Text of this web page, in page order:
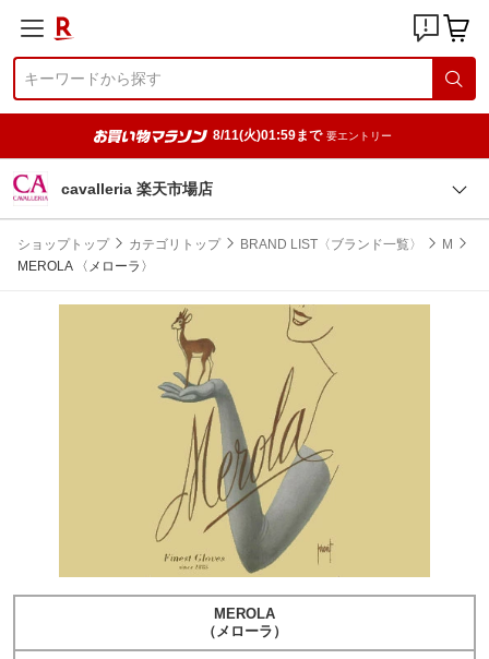
8/11(火)01:59まで 要エントリー
cavalleria 楽天市場店
ショップトップ カテゴリトップ BRAND LIST〈ブランド一覧〉
M
MEROLA 〈メローラ〉
MEROLA
（メローラ）